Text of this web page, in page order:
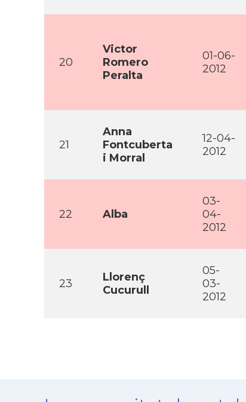
20
Victor
Romero
Peralta
01-06-
2012
21
Anna
Fontcuberta
i Morral
12-04-
2012
22 Alba
03-
04-
2012
23
Llorenç
Cucurull
05-
03-
2012